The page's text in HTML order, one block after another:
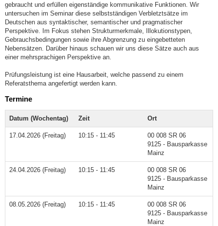
gebraucht und erfüllen eigenständige kommunikative Funktionen. Wir
untersuchen im Seminar diese selbstständigen Verbletztsätze im
Deutschen aus syntaktischer, semantischer und pragmatischer
Perspektive. Im Fokus stehen Strukturmerkmale, Illokutionstypen,
Gebrauchsbedingungen sowie ihre Abgrenzung zu eingebetteten
Nebensätzen. Darüber hinaus schauen wir uns diese Sätze auch aus
einer mehrsprachigen Perspektive an.
Prüfungsleistung ist eine Hausarbeit, welche passend zu einem
Referatsthema angefertigt werden kann.
Termine
Datum (Wochentag) Zeit Ort
17.04.2026 (Freitag) 10:15 - 11:45
00 008 SR 06
9125 - Bausparkasse
Mainz
24.04.2026 (Freitag) 10:15 - 11:45
00 008 SR 06
9125 - Bausparkasse
Mainz
08.05.2026 (Freitag) 10:15 - 11:45
00 008 SR 06
9125 - Bausparkasse
Mainz